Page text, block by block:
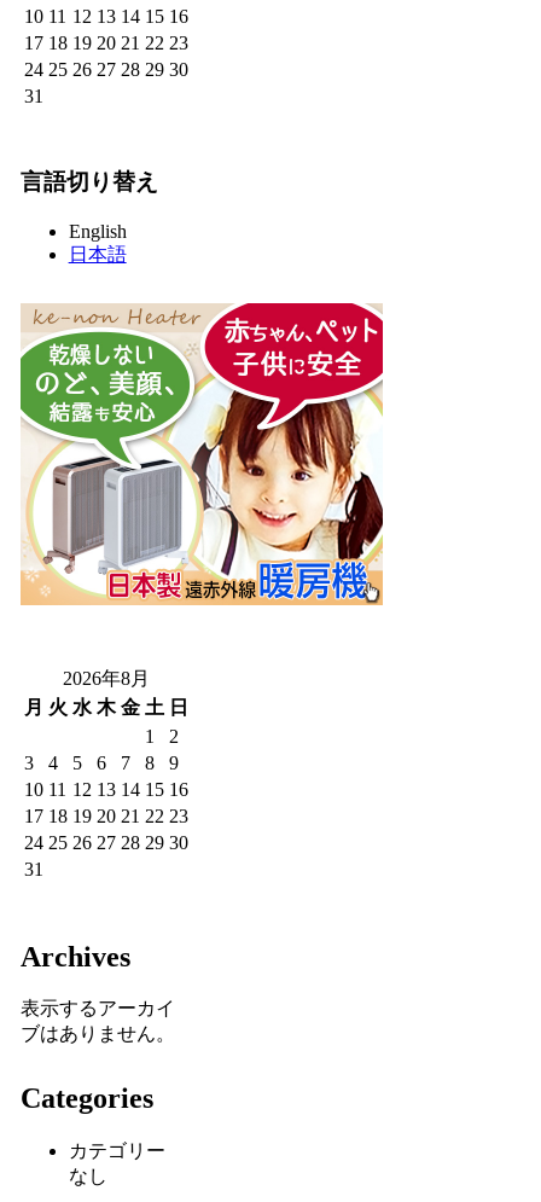
10 11 12 13 14 15 16
17 18 19 20 21 22 23
24 25 26 27 28 29 30
31
言語切り替え
English
日本語
2026年8月
月 火 水 木 金 土 日
1
2
3
4 5 6 7 8
9
10 11 12 13 14 15 16
17 18 19 20 21 22 23
24 25 26 27 28 29 30
31
Archives
表示するアーカイ
ブはありません。
Categories
カテゴリー
なし